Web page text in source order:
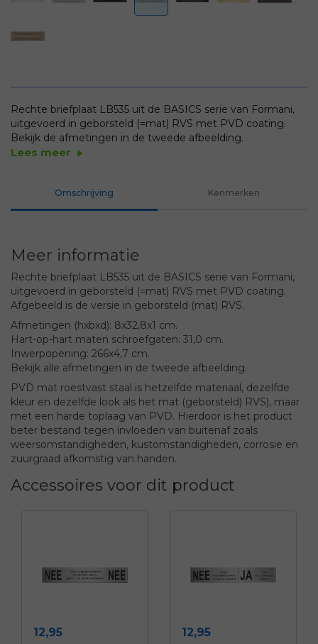
Rechte briefplaat LB535 uit de BASICS serie van Formani,
uitgevoerd in geborsteld (=mat) RVS met PVD coating.
Bekijk de afmetingen in de tweede afbeelding.
Lees meer play_arrow
Omschrijving Kenmerken
Meer informatie
Rechte briefplaat LB535 uit de BASICS serie van Formani,
uitgevoerd in geborsteld (=mat) RVS met PVD coating.
Afgebeeld is de versie in geborsteld (mat) RVS.
Afmetingen (hxbxd): 8x32,8x1 cm.
Hart-op-hart maten schroefgaten: 31,0 cm.
Inwerpopening: 266x4,7 cm.
Bekijk alle afmetingen in de tweede afbeelding.
PVD mat roestvast staal is hetzelfde materiaal, dezelfde
kleur en dezelfde look als het mat (geborsteld) RVS), maar
met een harde toplaag van PVD. Hierdoor is het product
beter bestand tegen invloeden van buitenaf zoals
weersomstandigheden, kustomstandigheden, corrosie en
zuurgraad afkomstig van handen.
Accessoires voor dit product
Prijs
12,95 Prijs
12,95